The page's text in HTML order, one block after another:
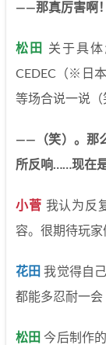
——那真厉害啊！
松田
关于具
CEDEC（※日
等场合说一说（
——（笑）。那
所反响……现在
小菅 我认为反
容。很期待玩家
花田 我觉得自
都能多忍耐一会
松田 今后制作